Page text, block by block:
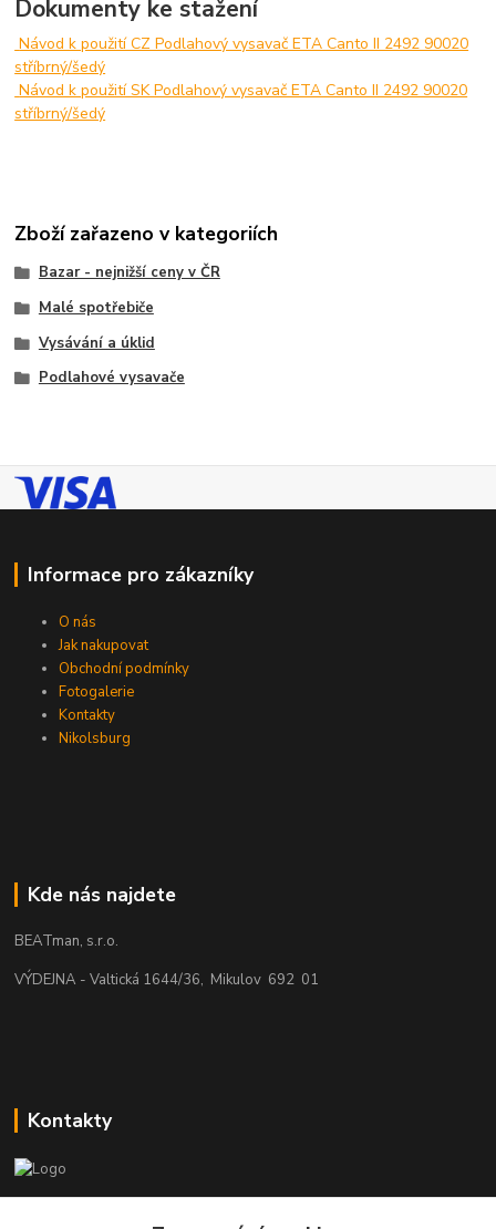
Dokumenty ke stažení
Návod k použití CZ Podlahový vysavač ETA Canto II 2492 90020
stříbrný/šedý
Návod k použití SK Podlahový vysavač ETA Canto II 2492 90020
stříbrný/šedý
Zboží zařazeno v kategoriích
Bazar - nejnižší ceny v ČR
Malé spotřebiče
Vysávání a úklid
Podlahové vysavače
Informace pro zákazníky
O nás
Jak nakupovat
Obchodní podmínky
Fotogalerie
Kontakty
Nikolsburg
Kde nás najdete
BEATman, s.r.o.
VÝDEJNA - Valtická 1644/36, Mikulov 692 01
Kontakty